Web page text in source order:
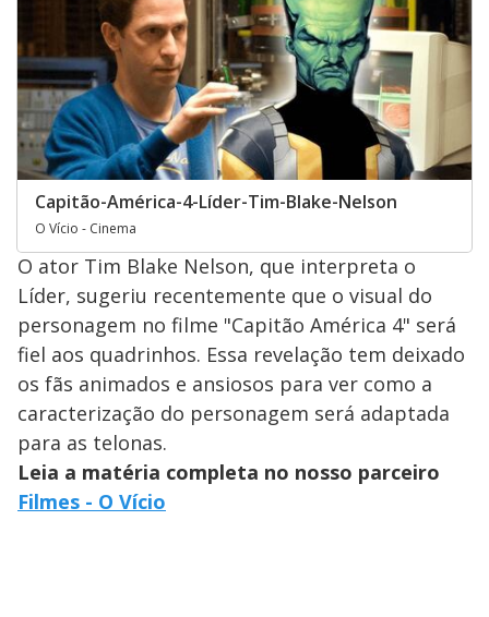
Capitão-América-4-Líder-Tim-Blake-Nelson
O Vício - Cinema
O ator Tim Blake Nelson, que interpreta o
Líder, sugeriu recentemente que o visual do
personagem no filme "Capitão América 4" será
fiel aos quadrinhos. Essa revelação tem deixado
os fãs animados e ansiosos para ver como a
caracterização do personagem será adaptada
para as telonas.
Leia a matéria completa no nosso parceiro
Filmes - O Vício